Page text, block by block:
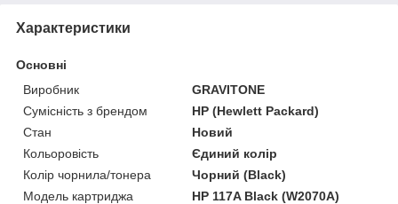
Характеристики
Основні
Виробник
GRAVITONE
Сумісність з брендом
HP (Hewlett Packard)
Стан
Новий
Кольоровість
Єдиний колір
Колір чорнила/тонера
Чорний (Black)
Модель картриджа
HP 117A Black (W2070A)